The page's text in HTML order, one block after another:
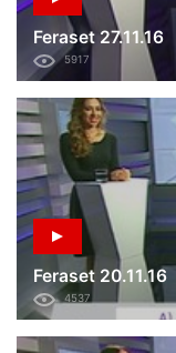
Feraset 27.11.16
5917
Feraset 20.11.16
4537